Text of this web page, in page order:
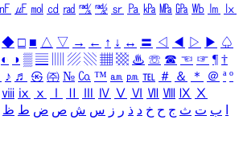
㎋ ㎌ ㏖ ㏅ ㎭ ㎮ ㎯ ㏛ ㎩ ㎪ ㎫ ㎬ ㏝ ㏐
㏓
◆ □ ■ △ ▽ → ← ↑ ↓ ↔ 〓 ◁ ◀ ▷ ▶ ♤
◐ ◑ ▒ ▤ ▨ ▧ ▦ ▩ ♨ ☏ ☎ ☜ ☞ ¶ †
♪ ♬ ㉿ ㈜ № ㏇ ™ ㏂ ㏘ ℡ ＃ ＆ ＊ ＠ ª º
ⅷ ⅸ ⅹ Ⅳ Ⅴ Ⅵ Ⅶ Ⅷ Ⅸ Ⅹ
ب ت ث ج ح خ د ذ ر ز س ش ص ض ط ظ